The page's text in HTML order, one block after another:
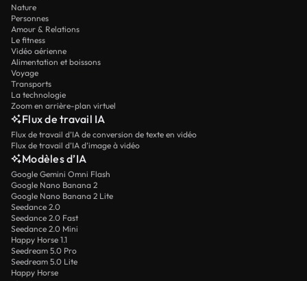
Nature
Personnes
Amour & Relations
Le fitness
Vidéo aérienne
Alimentation et boissons
Voyage
Transports
La technologie
Zoom en arrière-plan virtuel
Flux de travail IA
Flux de travail d’IA de conversion de texte en vidéo
Flux de travail d’IA d’image à vidéo
Modèles d’IA
Google Gemini Omni Flash
Google Nano Banana 2
Google Nano Banana 2 Lite
Seedance 2.0
Seedance 2.0 Fast
Seedance 2.0 Mini
Happy Horse 1.1
Seedream 5.0 Pro
Seedream 5.0 Lite
Happy Horse